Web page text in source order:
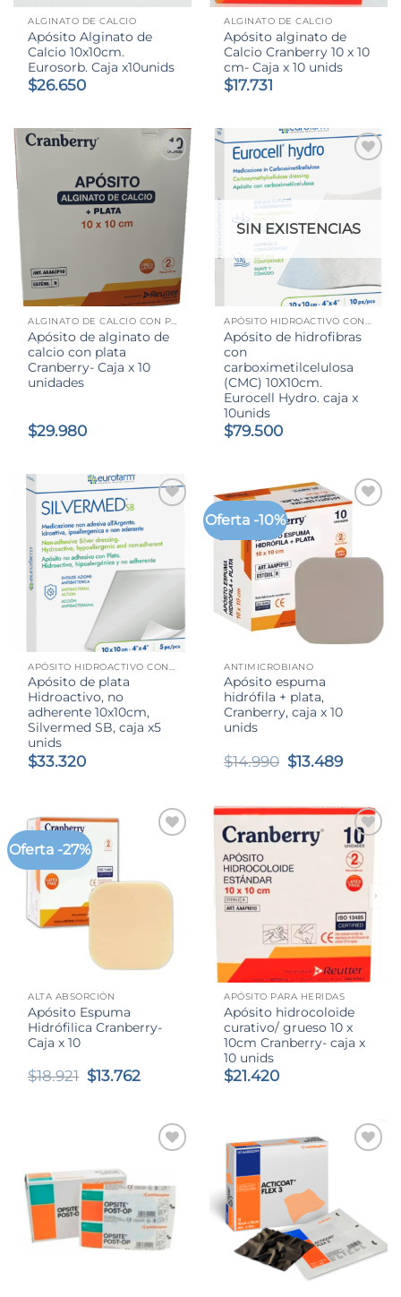
ALGINATO DE CALCIO
Apósito Alginato de
Calcio 10x10cm.
Eurosorb. Caja x10unids
$26.650
ALGINATO DE CALCIO
Apósito alginato de
Calcio Cranberry 10 x 10
cm- Caja x 10 unids
$17.731
ALGINATO DE CALCIO CON PLATA
Apósito de alginato de
calcio con plata
Cranberry- Caja x 10
unidades
$29.980
SIN EXISTENCIAS
APÓSITO HIDROACTIVO CON CARBOXIMETILCELULOSA (CMC)
Apósito de hidrofibras
con
carboximetilcelulosa
(CMC) 10X10cm.
Eurocell Hydro. caja x
10unids
$79.500
Apósito de plata
Hidroactivo, no
adherente 10x10cm,
Silvermed SB, caja x5
unids
$33.320
Oferta -10%
ANTIMICROBIANO
Apósito espuma
hidrófila + plata,
Cranberry, caja x 10
unids
$14.990 El
era:
$14.990.
$13.489El
es:
$13.489.
Oferta -27%
ALTA ABSORCIÓN
Apósito Espuma
Hidrófilica Cranberry-
Caja x 10
$18.921 El
$13.762El
$13.762.
APÓSITO PARA HERIDAS
Apósito hidrocoloide
curativo/ grueso 10 x
10cm Cranberry- caja x
10 unids
$21.420